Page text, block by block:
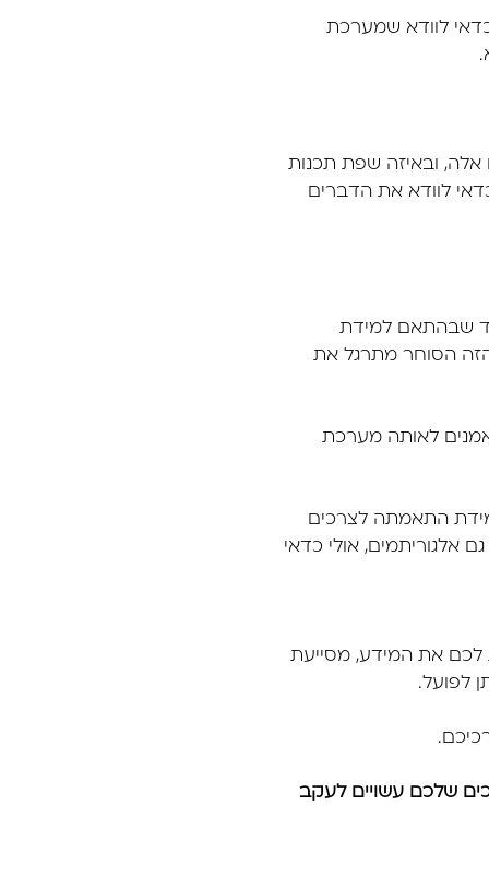
לוודא שמערכת
אלה, ובאיזה שפת תכנות
לוודא את הדברים
שבהתאם למידת
הזה הסוחר מתרגל את
לאותה מערכת
התאמתה לצרכים
אלגוריתמים, אולי כדאי
את המידע, מסייעת
לפועל.
שלכם עשויים לעקב